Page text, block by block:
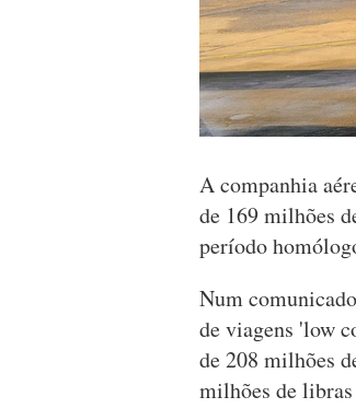
A companhia
de 169 milhões
período
Num
de viagens 'low
de 208 milhões
milhões de